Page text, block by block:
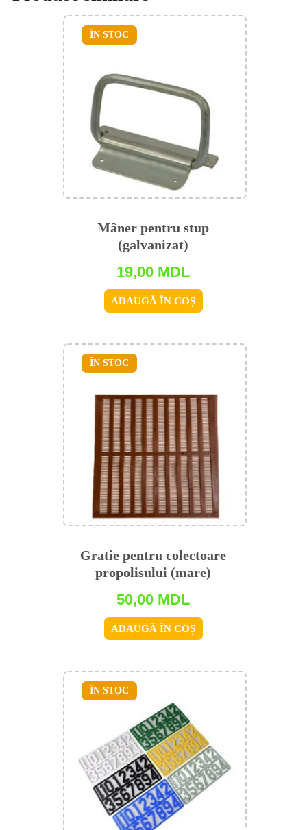
Mâner pentru stup
(galvanizat)
19,00 MDL
ADAUGĂ ÎN COȘ
ÎN STOC
Gratie pentru colectoare
propolisului (mare)
50,00 MDL
ADAUGĂ ÎN COȘ
ÎN STOC
ÎN STOC